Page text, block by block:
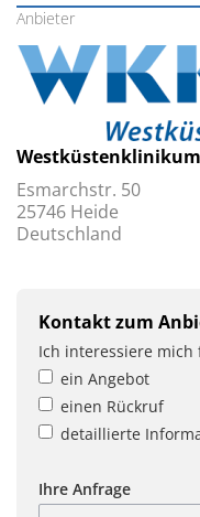
Anbieter
Esmarchstr. 50
25746 Heide
Deutschland
Kontakt zum
Ich interessiere mich
ein Angebot
einen Rückruf
detaillierte
Ihre Anfrage